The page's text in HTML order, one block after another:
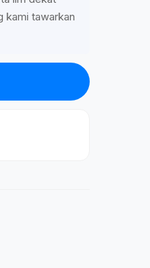
kami tawarkan